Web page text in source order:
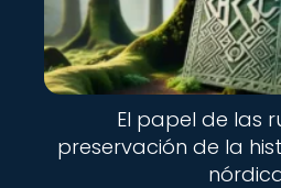
El papel de las
preservación de la